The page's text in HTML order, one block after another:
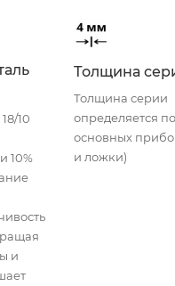
10
10%
и
Толщина
Толщина серии
определяется
основных
и ложки)